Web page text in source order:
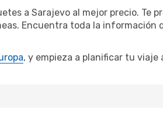
a Sarajevo al mejor precio. Te
Encuentra toda la información
, y empieza a planificar tu viaje